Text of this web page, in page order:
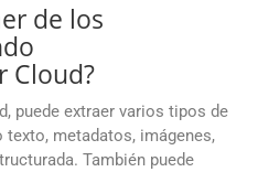
de los
Cloud?
puede extraer varios tipos de
metadatos, imágenes,
También puede